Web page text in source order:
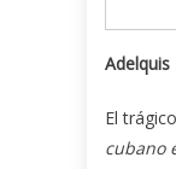
Adelquis
El
cubano